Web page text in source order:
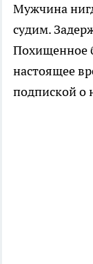
Мужчина
судим.
Похищенное
настоящее
подпиской о